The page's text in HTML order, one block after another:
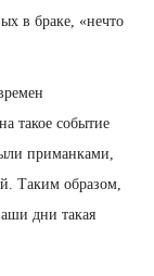
в браке, «нечто
такое событие
приманками,
Таким образом,
дни такая